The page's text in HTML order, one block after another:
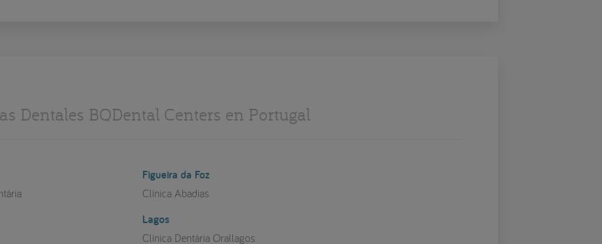
Dentales BQDental Centers en Portugal
Figueira da Foz
Clínica Abadias
Lagos
Clínica Dentária Orallagos